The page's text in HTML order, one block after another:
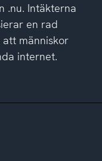
.nu. Intäkterna
en rad
människor
internet.